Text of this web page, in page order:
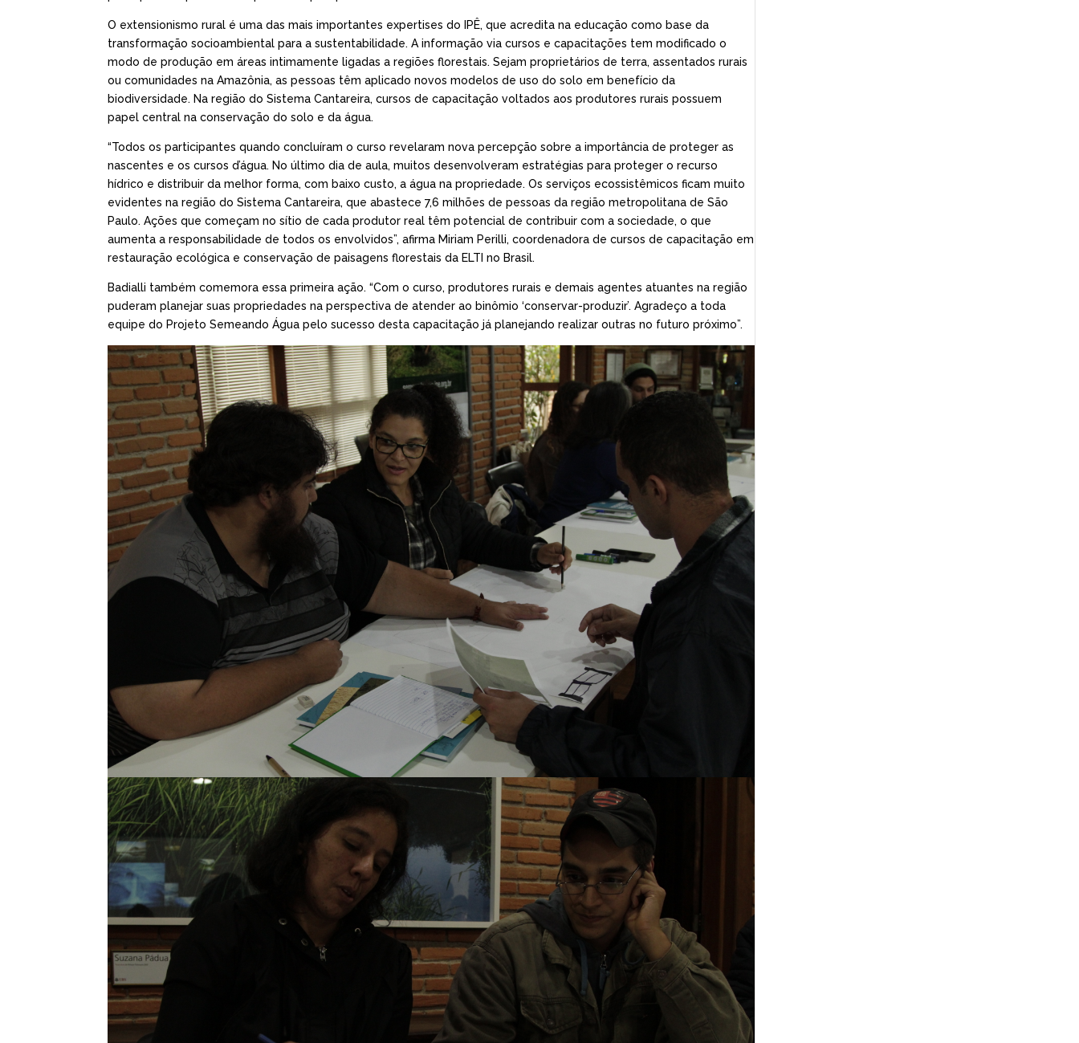
O extensionismo rural é uma das mais importantes expertises do IPÊ, que acredita na educação como base da
transformação socioambiental para a sustentabilidade. A informação via cursos e capacitações tem modificado o
modo de produção em áreas intimamente ligadas a regiões florestais. Sejam proprietários de terra, assentados rurais
ou comunidades na Amazônia, as pessoas têm aplicado novos modelos de uso do solo em benefício da
biodiversidade. Na região do Sistema Cantareira, cursos de capacitação voltados aos produtores rurais possuem
papel central na conservação do solo e da água.
“Todos os participantes quando concluíram o curso revelaram nova percepção sobre a importância de proteger as
nascentes e os cursos d’água. No último dia de aula, muitos desenvolveram estratégias para proteger o recurso
hídrico e distribuir da melhor forma, com baixo custo, a água na propriedade. Os serviços ecossistêmicos ficam muito
evidentes na região do Sistema Cantareira, que abastece 7,6 milhões de pessoas da região metropolitana de São
Paulo. Ações que começam no sítio de cada produtor real têm potencial de contribuir com a sociedade, o que
aumenta a responsabilidade de todos os envolvidos”, afirma Miriam Perilli, coordenadora de cursos de capacitação em
restauração ecológica e conservação de paisagens florestais da ELTI no Brasil.
Badialli também comemora essa primeira ação. “Com o curso, produtores rurais e demais agentes atuantes na região
puderam planejar suas propriedades na perspectiva de atender ao binômio ‘conservar-produzir’. Agradeço a toda
equipe do Projeto Semeando Água pelo sucesso desta capacitação já planejando realizar outras no futuro próximo”.